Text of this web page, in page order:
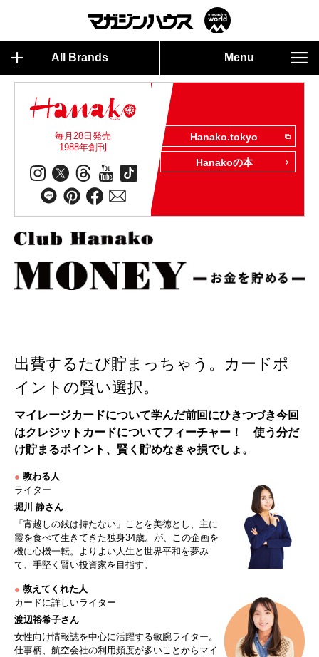
All Brands Menu
毎月28日発売
1988年創刊
Hanako.tokyo
Hanakoの本
出費するたび貯まっちゃう。カードポ
イントの賢い選択。
マイレージカードについて学んだ前回にひきつづき今回
はクレジットカードについてフィーチャー！ 使う分だ
け貯まるポイント、賢く貯めなきゃ損でしょ。
● 教わる人
ライター
堀川 静さん
「宵越しの銭は持たない」ことを美徳とし、主に
霞を食べて生きてきた独身34歳。が、この企画を
機に心機一転。よりよい人生と世界平和を夢み
て、手堅く賢い投資家を目指す。
● 教えてくれた人
カードに詳しいライター
渡辺裕希子さん
女性向け情報誌を中心に活躍する敏腕ライター。
仕事柄、航空会社の利用頻度が多いことからマイ